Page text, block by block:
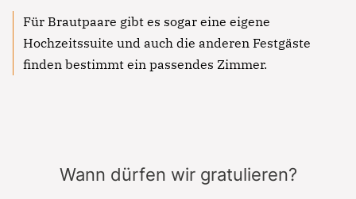
Für Brautpaare gibt es sogar eine eigene
Hochzeitssuite und auch die anderen Festgäste
finden bestimmt ein passendes Zimmer.
Wann dürfen wir gratulieren?